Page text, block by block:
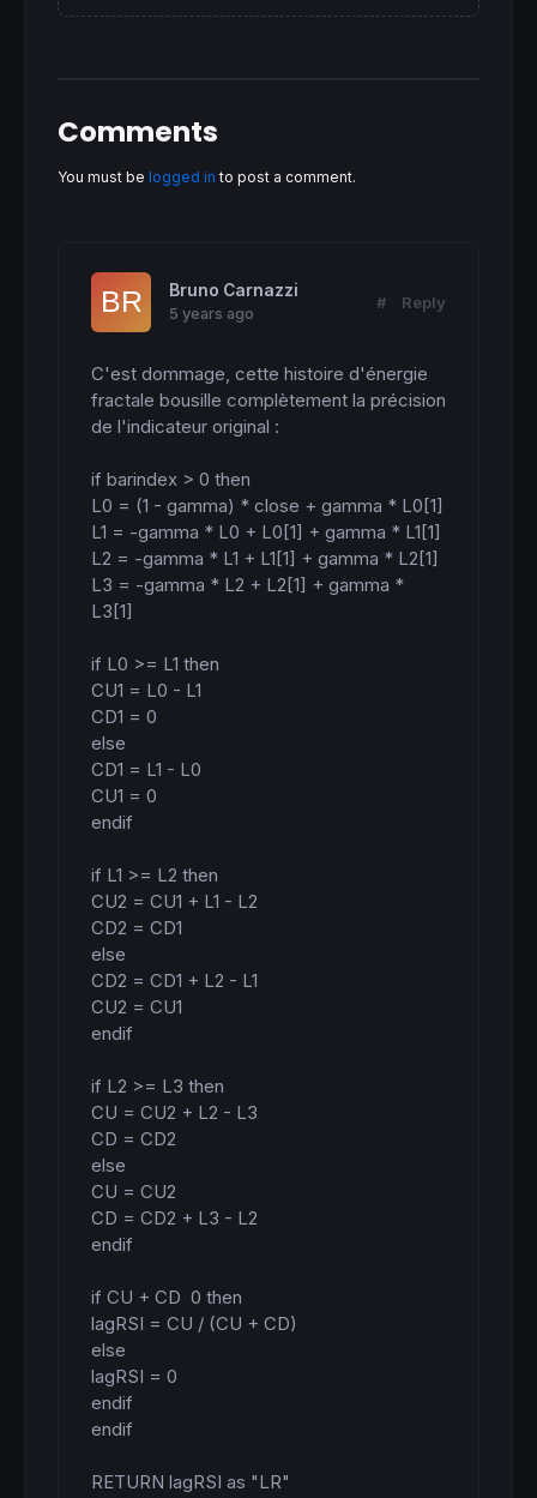
  CD = CD2
if CU + CD <>
else
RETURN gamma coloured 200 ,0 ) as
Comments
You must be logged in to post a comment.
Bruno Carnazzi
5 years ago
# Reply
C'est dommage, cette histoire d'énergie
fractale bousille complètement la précision
de l'indicateur original :
if barindex > 0 then
L0 = (1 - gamma) * close + gamma * L0[1]
L1 = -gamma * L0 + L0[1] + gamma * L1[1]
L2 = -gamma * L1 + L1[1] + gamma * L2[1]
L3 = -gamma * L2 + L2[1] + gamma *
L3[1]
if L0 >= L1 then
CU1 = L0 - L1
CD1 = 0
else
CD1 = L1 - L0
CU1 = 0
endif
if L1 >= L2 then
CU2 = CU1 + L1 - L2
CD2 = CD1
else
CD2 = CD1 + L2 - L1
CU2 = CU1
endif
if L2 >= L3 then
CU = CU2 + L2 - L3
CD = CD2
else
CU = CU2
CD = CD2 + L3 - L2
endif
if CU + CD  0 then
lagRSI = CU / (CU + CD)
else
lagRSI = 0
endif
endif
RETURN lagRSI as "LR"